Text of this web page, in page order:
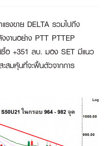
รงขาย DELTA รวมไปถึง
านอย่าง PTT PTTEP
อ +351 ลบ. มอง SET มีแนว
สมหุ้นที่จะฟื้นตัวจากการ